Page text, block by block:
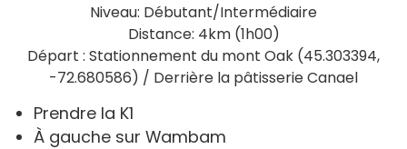
Niveau: Débutant/Intermédiaire
Distance: 4km (1h00)
Départ : Stationnement du mont Oak (45.303394,
-72.680586) / Derrière la pâtisserie Canael
Prendre la K1
À gauche sur Wambam